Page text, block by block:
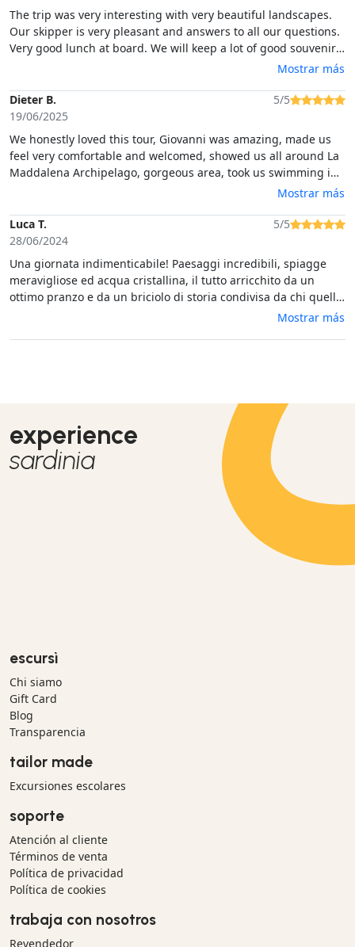
The trip was very interesting with very beautiful landscapes.
Our skipper is very pleasant and answers to all our questions.
Very good lunch at board. We will keep a lot of good souvenirs
Mostrar más
Dieter B.
19/06/2025
5/5
We honestly loved this tour, Giovanni was amazing, made us
feel very comfortable and welcomed, showed us all around La
Maddalena Archipelago, gorgeous area, took us swimming in
a bunch of spots, he then surprised us a delicious home
cheeses, even desserts, grapa and of course wine, doesn’t get
any better than that, we highly highly recommend it!!
Mostrar más
Luca T.
28/06/2024
5/5
Una giornata indimenticabile! Paesaggi incredibili, spiagge
meravigliose ed acqua cristallina, il tutto arricchito da un
ottimo pranzo e da un briciolo di storia condivisa da chi quelle
acque e quelle isole le conosce come le proprie tasche.E'Mostrar más
experience
sardinia
escursì
Chi siamo
Gift Card
Blog
Transparencia
tailor made
Excursiones escolares
soporte
Atención al cliente
Términos de venta
Política de privacidad
Política de cookies
trabaja con nosotros
Revendedor